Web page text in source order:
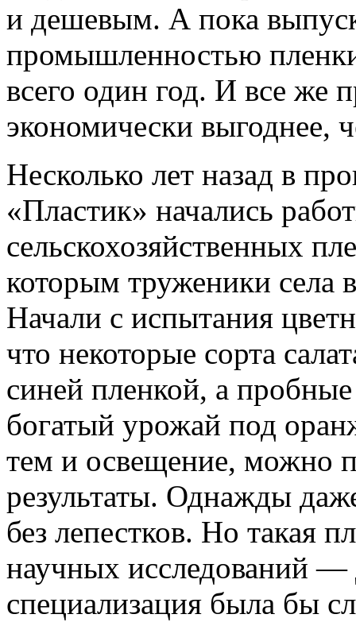
и дешевым. А пока
промышленностью
всего один год. И все же
экономически выгоднее,
Несколько лет назад в
«Пластик» начались
сельскохозяйственных
которым труженики села
Начали с испытания
что некоторые сорта
синей пленкой, а
богатый урожай под
тем и освещение, можно
результаты. Однажды
без лепестков. Но такая
научных исследований —
специализация была бы